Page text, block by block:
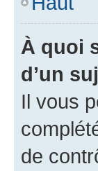
À quoi
d’un
Il vous
de